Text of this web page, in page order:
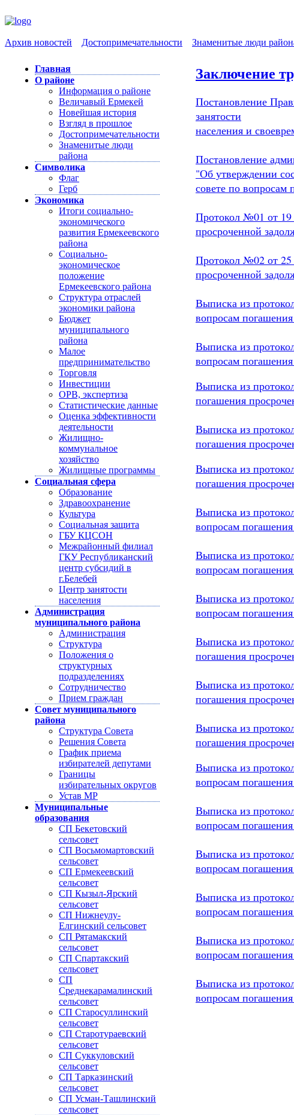
Архив новостей
Достопримечательности Знаменитые люди
Главная
О районе
Информация о районе
Величавый Ермекей
Новейшая история
Взгляд в прошлое
Достопримечательности
Знаменитые люди
района
Символика
Флаг
Герб
Экономика
Итоги социально-
экономического
развития Ермекеевского
района
Социально-
экономическое
положение
Ермекеевского района
Структура отраслей
экономики района
Бюджет
муниципального
района
Малое
предпринимательство
Торговля
Инвестиции
ОРВ, экспертиза
Статистические данные
Оценка эффективности
деятельности
Жилищно-
коммунальное
хозяйство
Жилищные программы
Социальная сфера
Образование
Здравоохранение
Культура
Социальная защита
ГБУ КЦСОН
Межрайонный филиал
ГКУ Республиканский
центр субсидий в
г.Белебей
Центр занятости
населения
Администрация
муниципального района
Администрация
Структура
Положения о
структурных
подразделениях
Сотрудничество
Прием граждан
Совет муниципального
района
Структура Совета
Решения Совета
График приема
избирателей депутами
Границы
избирательных округов
Устав МР
Муниципальные
образования
СП Бекетовский
сельсовет
СП Восьмомартовский
сельсовет
СП Ермекеевский
сельсовет
СП Кызыл-Ярский
сельсовет
СП Нижнеулу-
Елгинский сельсовет
СП Рятамакский
сельсовет
СП Спартакский
сельсовет
СП
Среднекарамалинский
сельсовет
СП Старосуллинский
сельсовет
СП Старотураевский
сельсовет
СП Суккуловский
сельсовет
СП Тарказинский
сельсовет
СП Усман-Ташлинский
сельсовет
Заключение
Постановление
занятости
населения и
Постановление
"Об утверждении
совете по вопросам
Протокол №01 от 19
просроченной
Протокол №02 от 25
просроченной
Выписка из
вопросам
Выписка из
вопросам
Выписка из
погашения
Выписка из
погашения
Выписка из
погашения
Выписка из
вопросам
Выписка из
вопросам
Выписка из
вопросам
Выписка из
погашения
Выписка из
погашения
Выписка из
погашения
Выписка из
вопросам
Выписка из
вопросам
Выписка из
вопросам
Выписка из
вопросам
Выписка из
вопросам
Выписка из
вопросам